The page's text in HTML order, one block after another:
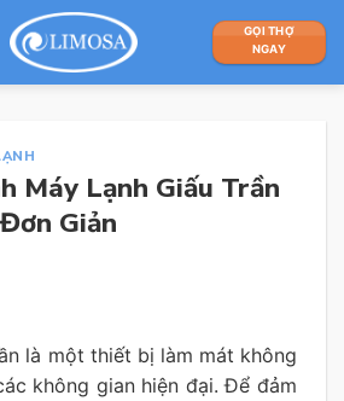
GỌI THỢ
NGAY
Máy Lạnh Giấu Trần
Giản
là một thiết bị làm mát không
không gian hiện đại. Để đảm